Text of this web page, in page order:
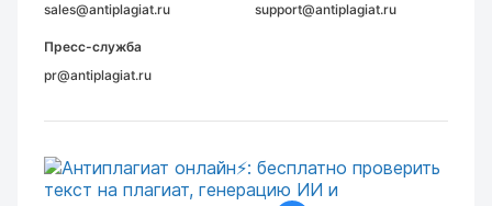
sales@antiplagiat.ru
support@antiplagiat.ru
Пресс-служба
pr@antiplagiat.ru